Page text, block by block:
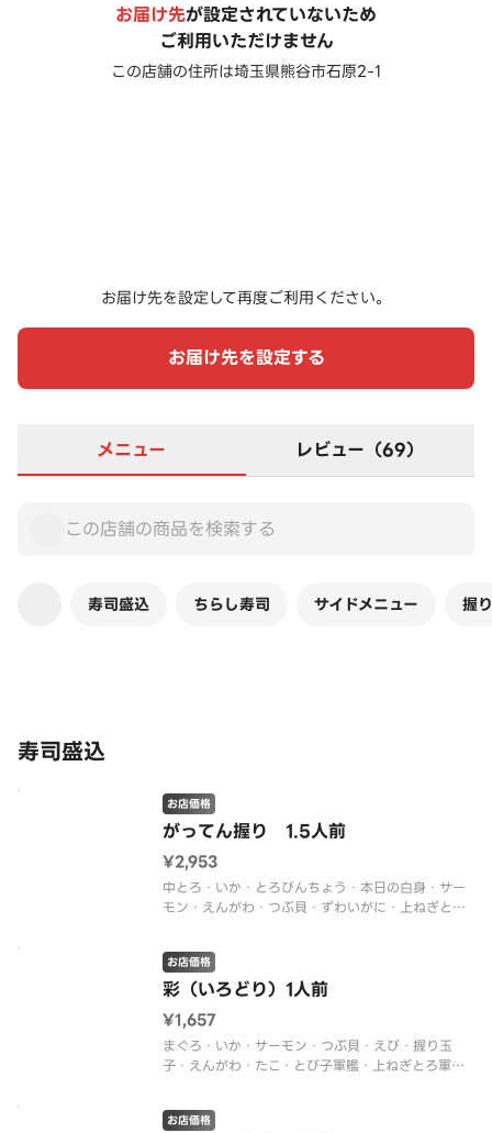
お届け先が設定されていないため
ご利用いただけません
この店舗の住所は埼玉県熊谷市石原2-1
お届け先を設定して再度ご利用ください。
お届け先を設定する
メニュー レビュー（69）
寿司盛込 ちらし寿司 サイドメニュー 握
寿司盛込
がってん握り 1.5人前
お店価格
¥2,953
中とろ・いか・とろびんちょう・本日の白身・サー
モン・えんがわ・つぶ貝・ずわいがに・上ねぎとろ
び
（中身の変更はできません。※入荷状況により、中
身の変更がある場合があります）
彩（いろどり）1人前
お店価格
¥1,657
まぐろ・いか・サーモン・つぶ貝・えび・握り玉
子・えんがわ・たこ・とび子軍艦・上ねぎとろ軍艦
身の変更がある場合があります）
お店価格